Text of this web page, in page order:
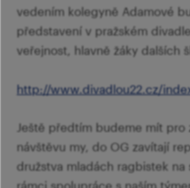
vedením kolegyně Adamové
představení v pražském
veřejnost, hlavně žáky dalších
http://www.divadlou22.cz/
Ještě předtím budeme mít pro
návštěvu my, do OG zavítají
družstva mladách ragbistek na
rámci spolupráce s naším